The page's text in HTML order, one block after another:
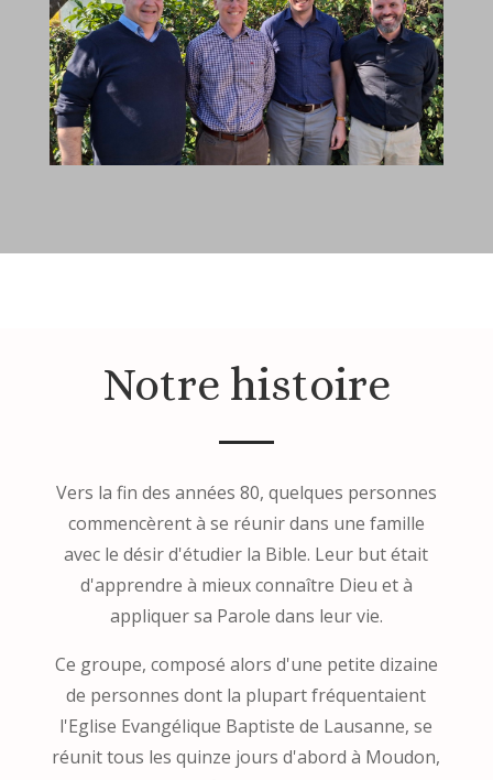
Notre histoire
Vers la fin des années 80, quelques personnes
commencèrent à se réunir dans une famille
avec le désir d'étudier la Bible. Leur but était
d'apprendre à mieux connaître Dieu et à
appliquer sa Parole dans leur vie.
Ce groupe, composé alors d'une petite dizaine
de personnes dont la plupart fréquentaient
l'Eglise Evangélique Baptiste de Lausanne, se
réunit tous les quinze jours d'abord à Moudon,